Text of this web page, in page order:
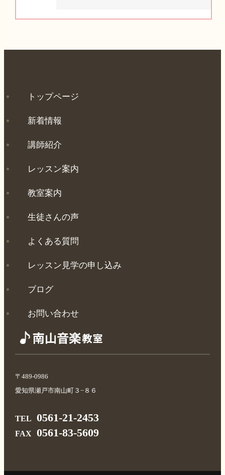
トップページ
新着情報
講師紹介
レッスン案内
教室案内
生徒さんの声
よくある質問
レッスン見学の申し込み
ブログ
お問い合わせ
〒489-0986
愛知県瀬戸市南山町３−８６
TEL 0561-21-2453
FAX 0561-83-5609